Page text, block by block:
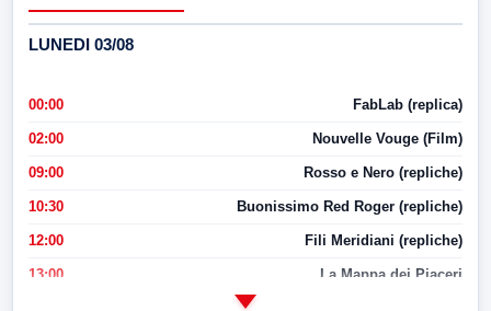
LUNEDI 03/08
00:00 FabLab (replica)
02:00 Nouvelle Vouge (Film)
09:00 Rosso e Nero (repliche)
10:30 Buonissimo Red Roger (repliche)
12:00 Fili Meridiani (repliche)
13:00 La Mappa dei Piaceri